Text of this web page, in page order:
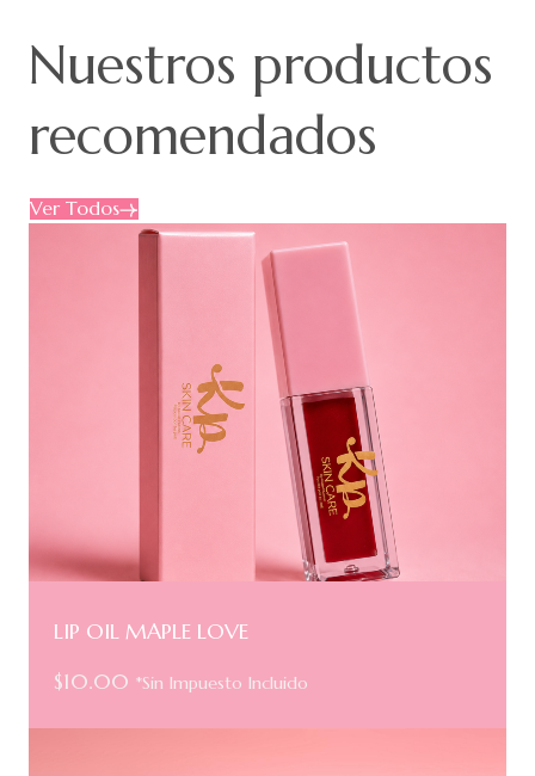
Nuestros productos
recomendados
Ver Todos
LIP OIL MAPLE LOVE
$10.00 *Sin Impuesto Incluido